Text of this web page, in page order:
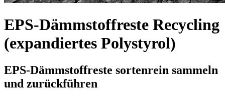
EPS-Dämmstoffreste Recycling
(expandiertes Polystyrol)
EPS-Dämmstoffreste sortenrein sammeln
und zurückführen